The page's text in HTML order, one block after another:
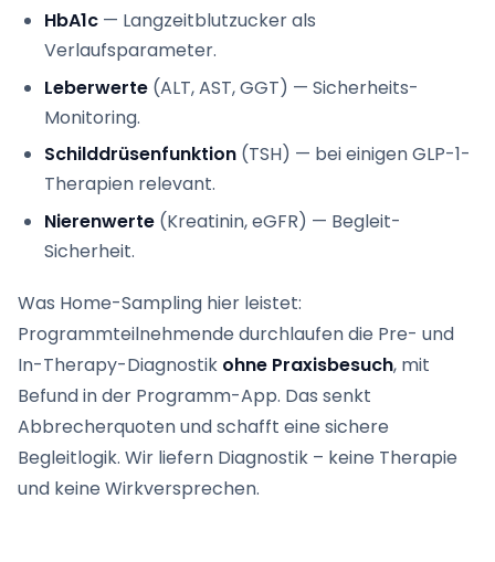
HbA1c — Langzeitblutzucker als
Verlaufsparameter.
Leberwerte (ALT, AST, GGT) — Sicherheits-
Monitoring.
Schilddrüsenfunktion (TSH) — bei einigen GLP-1-
Therapien relevant.
Nierenwerte (Kreatinin, eGFR) — Begleit-
Sicherheit.
Was Home-Sampling hier leistet:
Programmteilnehmende durchlaufen die Pre- und
In-Therapy-Diagnostik ohne Praxisbesuch, mit
Befund in der Programm-App. Das senkt
Abbrecherquoten und schafft eine sichere
Begleitlogik. Wir liefern Diagnostik – keine Therapie
und keine Wirkversprechen.